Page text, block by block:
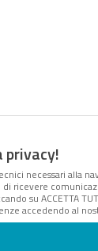
necessari alla
ricevere
su ACCETTA
accedendo al